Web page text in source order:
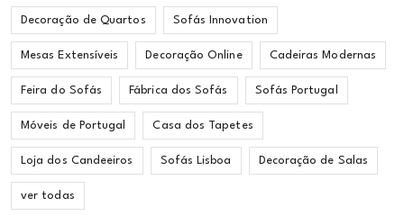
Decoração de Quartos Sofás Innovation
Mesas Extensíveis Decoração Online Cadeiras Modernas
Feira do Sofás Fábrica dos Sofás Sofás Portugal
Móveis de Portugal Casa dos Tapetes
Loja dos Candeeiros Sofás Lisboa Decoração de Salas
ver todas